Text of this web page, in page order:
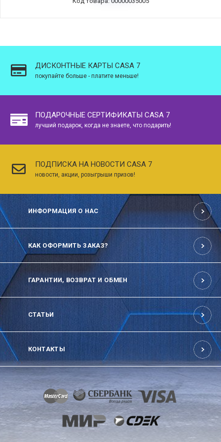
ДИСКОНТНЫЕ КАРТЫ CASA 7
покупайте больше - платите меньше!
ПОДАРОЧНЫЕ СЕРТИФИКАТЫ CASA 7
лучший подарок, когда не знаете, что подарить!
ПОДПИСКА НА НОВОСТИ CASA 7
новости, акции, розыгрыши призов!
ИНФОРМАЦИЯ О НАС
КАК ОФОРМИТЬ ЗАКАЗ?
ГАРАНТИИ, ВОЗВРАТ И ОБМЕН
СТАТЬИ
КОНТАКТЫ